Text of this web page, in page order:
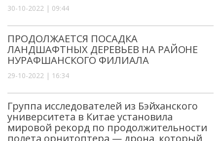
30-10-2022 | 09:44
ПРОДОЛЖАЕТСЯ ПОСАДКА
ЛАНДШАФТНЫХ ДЕРЕВЬЕВ НА РАЙОНЕ
НУРАФШАНСКОГО ФИЛИАЛА
29-10-2022 | 16:34
Группа исследователей из Бэйханского
университета в Китае установила
мировой рекорд по продолжительности
полета орнитоптера — дрона, который